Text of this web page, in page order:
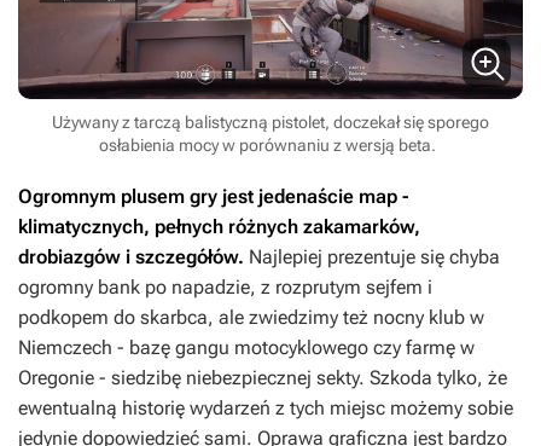
Używany z tarczą balistyczną pistolet, doczekał się sporego
osłabienia mocy w porównaniu z wersją beta.
Ogromnym plusem gry jest jedenaście map -
klimatycznych, pełnych różnych zakamarków,
drobiazgów i szczegółów. Najlepiej prezentuje się chyba
ogromny bank po napadzie, z rozprutym sejfem i
podkopem do skarbca, ale zwiedzimy też nocny klub w
Niemczech - bazę gangu motocyklowego czy farmę w
Oregonie - siedzibę niebezpiecznej sekty. Szkoda tylko, że
ewentualną historię wydarzeń z tych miejsc możemy sobie
jedynie dopowiedzieć sami. Oprawa graficzna jest bardzo